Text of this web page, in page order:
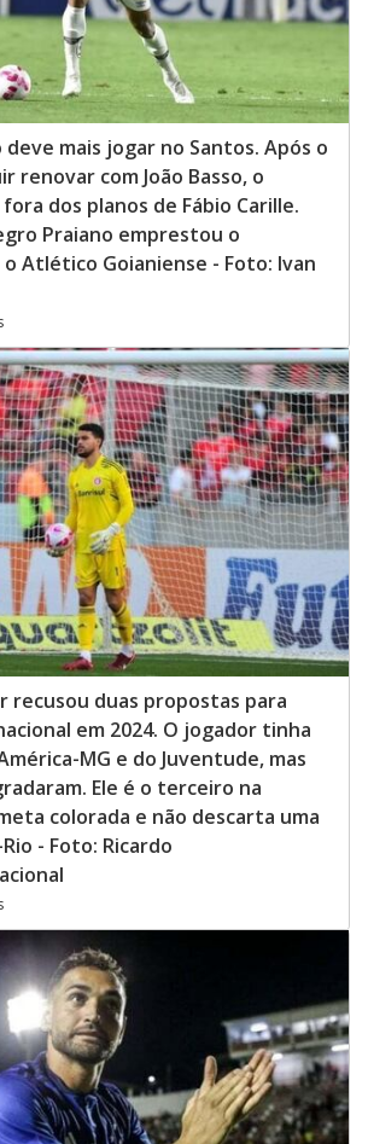
deve mais jogar no Santos. Após o
renovar com João Basso, o
dos planos de Fábio Carille.
Praiano emprestou o
Atlético Goianiense - Foto: Ivan
recusou duas propostas para
em 2024. O jogador tinha
MG e do Juventude, mas
Ele é o terceiro na
colorada e não descarta uma
- Foto: Ricardo